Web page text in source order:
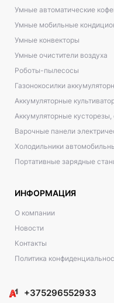
Умные автоматические
Умные мобильные
Умные конвекторы
Умные очистители воздуха
Роботы-пылесосы
Газонокосилки
Аккумуляторные
Аккумуляторные кусторезы,
Варочные панели
Холодильники
Портативные зарядные
ИНФОРМАЦИЯ
О компании
Новости
Контакты
Политика
+375296552933